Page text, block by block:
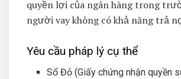
quyền lợi của ngân hàng trong
người vay không có khả năng trả
Yêu cầu pháp lý cụ thể
Sổ Đỏ (Giấy chứng nhận quyền